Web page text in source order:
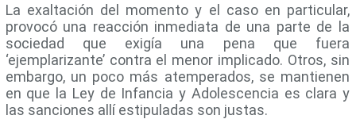
La exaltación del momento y el caso en particular,
provocó una reacción inmediata de una parte de la
sociedad que exigía una pena que fuera
‘ejemplarizante’ contra el menor implicado. Otros, sin
embargo, un poco más atemperados, se mantienen
en que la Ley de Infancia y Adolescencia es clara y
las sanciones allí estipuladas son justas.